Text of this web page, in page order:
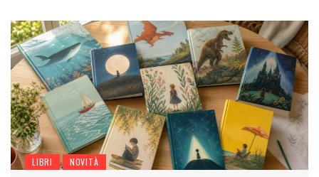
LIBRI NOVITÀ